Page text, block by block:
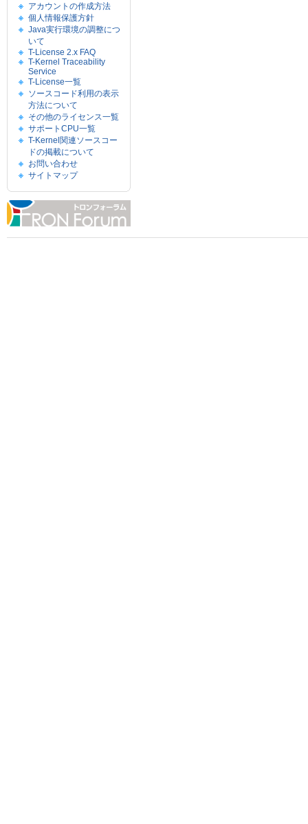
アカウントの作成方法
個人情報保護方針
Java実行環境の調整につ
いて
T-License 2.x FAQ
T-Kernel Traceability
Service
T-License一覧
ソースコード利用の表示
方法について
その他のライセンス一覧
サポートCPU一覧
T-Kernel関連ソースコー
ドの掲載について
お問い合わせ
サイトマップ